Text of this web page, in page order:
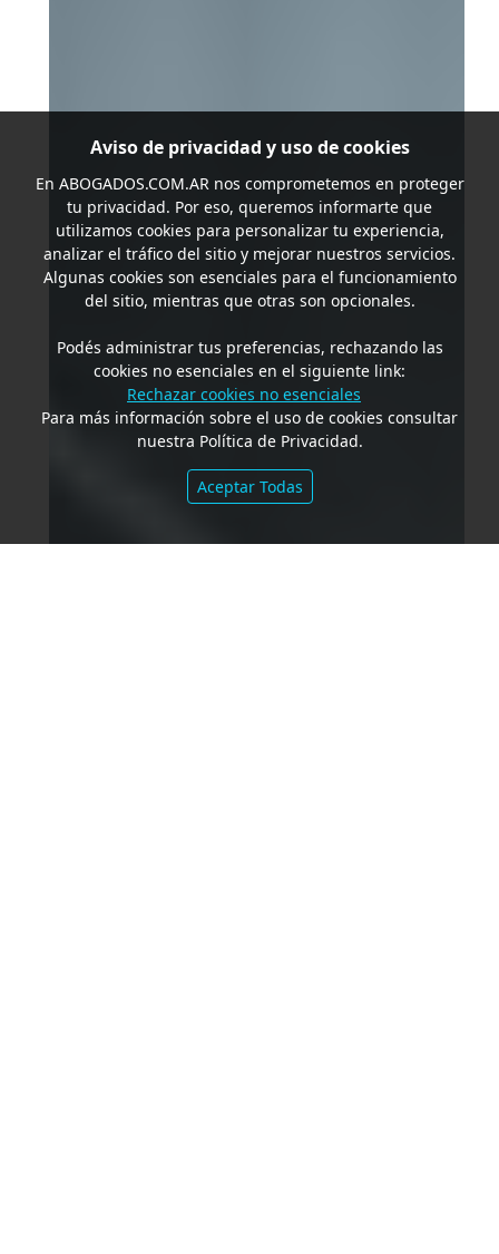
Aviso de privacidad y uso de cookies
En ABOGADOS.COM.ARnos comprometemos en proteger
tu privacidad. Por eso, queremos informarte que
utilizamos cookies para personalizar tu experiencia,
analizar el tráfico del sitio y mejorar nuestros servicios.
Algunas cookies son esenciales para el funcionamiento
del sitio, mientras que otras son opcionales.
Podés administrar tus preferencias, rechazando las
cookies no esenciales en el siguiente link:
Rechazar cookies no esenciales
Para más información sobre el uso de cookies consultar
nuestra Política de Privacidad.
Aceptar Todas